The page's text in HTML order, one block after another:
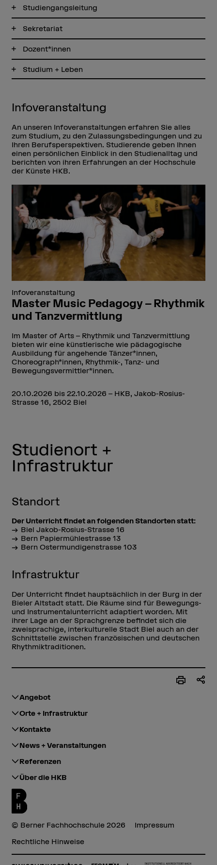
Studiengangsleitung
Sekretariat
Dozent*innen
Studium + Leben
Infoveranstaltung
An unseren Infoveranstaltungen erfahren Sie alles
zum Studium, zu den Zulassungsbedingungen und zu
Ihren Berufsperspektiven. Studierende geben Ihnen
einen persönlichen Einblick in den Studienalltag und
berichten von ihren Erfahrungen an der Hochschule
der Künste HKB.
Infoveranstaltung
Master Music Pedagogy – Rhythmik
und Tanzvermittlung
Im Master of Arts – Rhythmik und Tanzvermittlung
bieten wir eine künstlerische wie pädagogische
Ausbildung für angehende Tänzer*innen,
Choreograph*innen, Rhythmik-, Tanz- und
Bewegungsvermittler*innen.
20.10.2026 bis 22.10.2026 – HKB, Jakob-Rosius-
Strasse 16, 2502 Biel
Studienort +
Infrastruktur
Standort
Der Unterricht findet an folgenden Standorten statt:
Biel Jakob-Rosius-Strasse 16
Bern Papiermühlestrasse 13
Bern Ostermundigenstrasse 103
Infrastruktur
Der Unterricht findet hauptsächlich in der Burg in der
Bieler Altstadt statt. Die Räume sind für Bewegungs-
und Instrumentalunterricht adaptiert worden. Mit
ihrer Lage an der Sprachgrenze befindet sich die
zweisprachige, interkulturelle Stadt Biel auch an der
Schnittstelle zwischen französischen und deutschen
Rhythmiktraditionen.
Angebot
Orte + Infrastruktur
Kontakte
News + Veranstaltungen
Referenzen
Über die HKB
© Berner Fachhochschule 2026
Impressum
Rechtliche Hinweise